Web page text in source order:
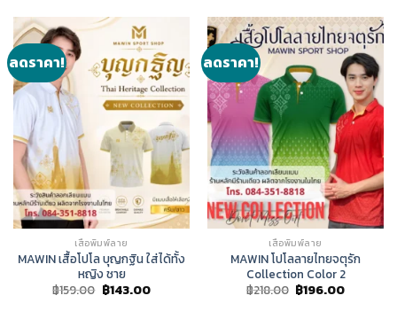
ลดราคา!
เสื้อพิมพ์ลาย
MAWIN เสื้อโปโล บุญกฐิน ใส่ได้ทั้ง
หญิง ชาย
฿159.00 Original
price
฿143.00Current
ลดราคา!
เสื้อพิมพ์ลาย
MAWIN โปโลลายไทยจตุรัก
Collection Color 2
฿218.00 Original
price
฿196.00Current